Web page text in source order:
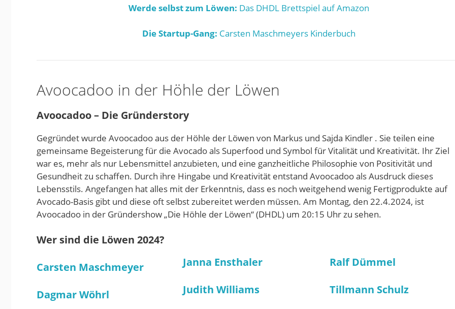
Werde selbst zum Löwen: Das DHDL Brettspiel auf Amazon
Die Startup-Gang: Carsten Maschmeyers Kinderbuch
Avoocadoo in der Höhle der Löwen
Avoocadoo – Die Gründerstory
Gegründet wurde Avoocadoo aus der Höhle der Löwen von Markus und Sajda Kindler . Sie teilen eine
gemeinsame Begeisterung für die Avocado als Superfood und Symbol für Vitalität und Kreativität. Ihr Ziel
war es, mehr als nur Lebensmittel anzubieten, und eine ganzheitliche Philosophie von Positivität und
Gesundheit zu schaffen. Durch ihre Hingabe und Kreativität entstand Avoocadoo als Ausdruck dieses
Lebensstils. Angefangen hat alles mit der Erkenntnis, dass es noch weitgehend wenig Fertigprodukte auf
Avocado-Basis gibt und diese oft selbst zubereitet werden müssen. Am Montag, den 22.4.2024, ist
Avoocadoo in der Gründershow „Die Höhle der Löwen“ (DHDL) um 20:15 Uhr zu sehen.
Wer sind die Löwen 2024?
Carsten Maschmeyer
Dagmar Wöhrl
Janna Ensthaler
Judith Williams
Ralf Dümmel
Tillmann Schulz